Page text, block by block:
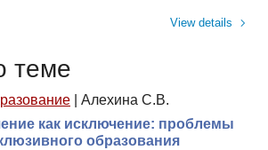
View details
теме
Алехина С.В.
как исключение: проблемы
образования